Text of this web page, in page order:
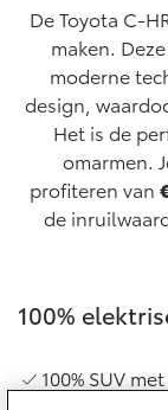
Vanaf € 31.895,-
Corolla
HYBRIDE
Vanaf € 33.495,-
Airco check
Vakantiecheck
Hybride
Toyota
Toyota Service
Toyota Pechhulp
10 jaar Toyota
Wat is Private
Bereken je
Private Lease
Financieren
Toyota
Oplaadservice
Zakelijk
Toyota voor de
Leaserijder
Contact
Leasen
Financial Lease
Contact en
Schade
Plan een
Vraag een
Bekijk de
De Toyota C-
maken.
moderne
design,
Het is de
omarmen.
profiteren van
de
100%
100% SUV